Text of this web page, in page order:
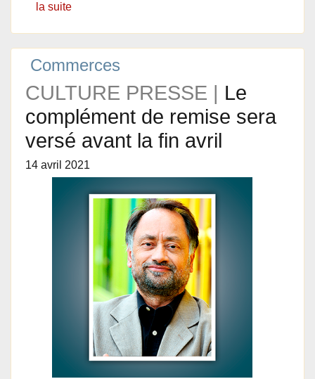
la suite
Commerces
CULTURE PRESSE | Le
complément de remise sera
versé avant la fin avril
14 avril 2021